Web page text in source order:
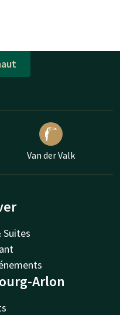
Van der Valk
Suites
Arlon